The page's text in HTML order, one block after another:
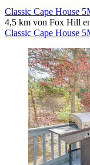
Classic Cape House
4,5 km von Fox Hill
Classic Cape House